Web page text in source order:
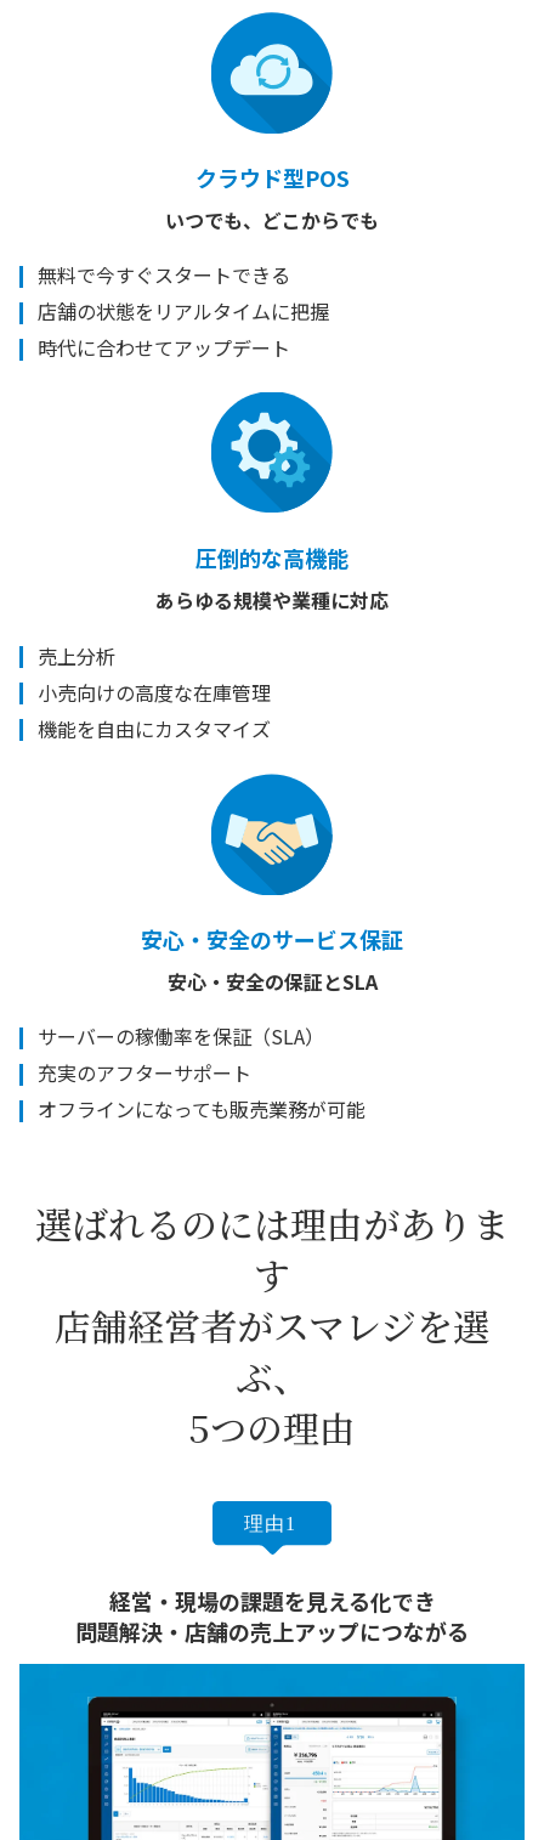
クラウド型POS
いつでも、どこからでも
無料で今すぐスタートできる
店舗の状態をリアルタイムに把握
時代に合わせてアップデート
圧倒的な高機能
あらゆる規模や業種に対応
売上分析
小売向けの高度な在庫管理
機能を自由にカスタマイズ
安心・安全のサービス保証
安心・安全の保証とSLA
サーバーの稼働率を保証（SLA）
充実のアフターサポート
オフラインになっても販売業務が可能
選ばれるのには理由がありま
す
店舗経営者がスマレジを選
ぶ、
5つの理由
経営・現場の課題を見える化でき
問題解決・店舗の売上アップにつながる